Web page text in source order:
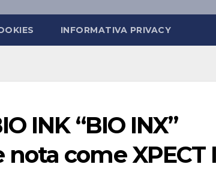
INFORMATIVA PRIVACY
INK “BIO INX”
come XPECT